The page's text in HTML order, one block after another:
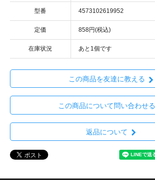
型番 4573102619952
定価 858円(税込)
在庫状況 あと1個です
この商品を友達に教える
この商品について問い合わせる
返品について